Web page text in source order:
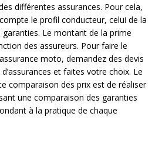
différentes assurances. Pour cela,
le profil conducteur, celui de la
Le montant de la prime
des assureurs. Pour faire le
moto, demandez des devis
et faites votre choix. Le
comparaison des prix est de réaliser
une comparaison des garanties
à la pratique de chaque